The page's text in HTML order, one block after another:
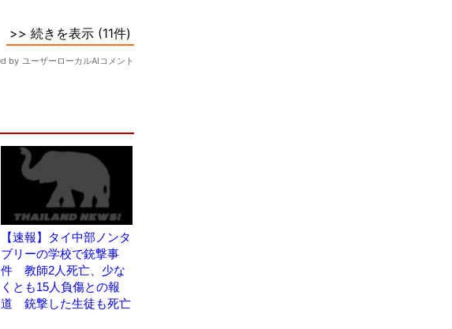
【速報】タイ中部ノンタ
ブリーの学校で銃撃事
件 教師2人死亡、少な
くとも15人負傷との報
道 銃撃した生徒も死亡